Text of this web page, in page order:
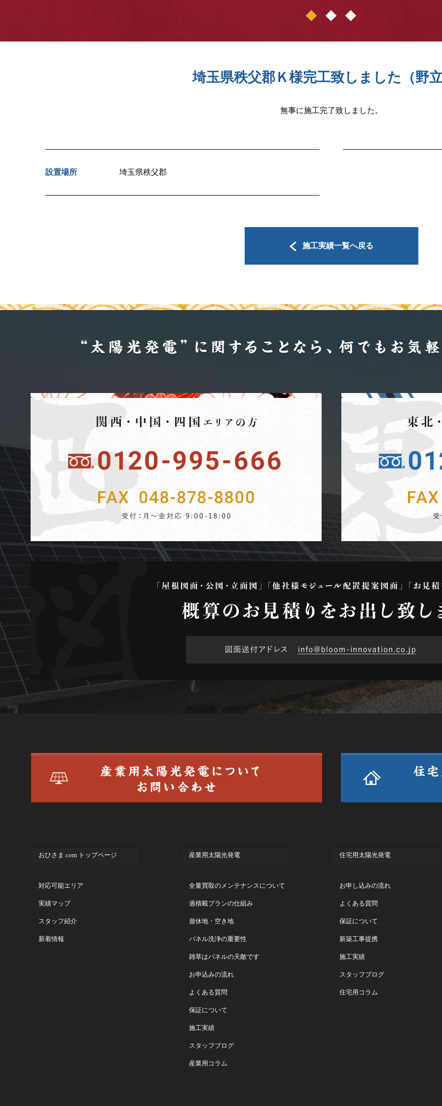
1 2 3
埼玉県秩父郡Ｋ様完工致しました（野
無事に施工完了致しました。
設置場所 埼玉県秩父郡
施工実績一覧へ戻る
おひさま.com トップページ
対応可能エリア
実績マップ
スタッフ紹介
新着情報
産業用太陽光発電
全量買取のメンテナンスについて
過積載プランの仕組み
遊休地・空き地
パネル洗浄の重要性
雑草はパネルの天敵です
お申込みの流れ
よくある質問
保証について
施工実績
スタッフブログ
産業用コラム
住宅用太陽光発電
お申し込みの流れ
よくある質問
保証について
新築工事提携
施工実績
スタッフブログ
住宅用コラム